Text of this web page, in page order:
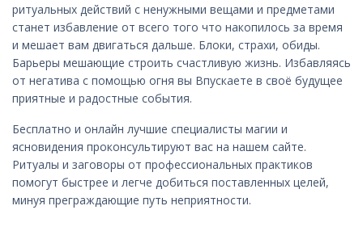
ритуальных действий с ненужными вещами и предметами
станет избавление от всего того что накопилось за время
и мешает вам двигаться дальше. Блоки, страхи, обиды.
Барьеры мешающие строить счастливую жизнь. Избавляясь
от негатива с помощью огня вы Впускаете в своё будущее
приятные и радостные события.
Бесплатно и онлайн лучшие специалисты магии и
ясновидения проконсультируют вас на нашем сайте.
Ритуалы и заговоры от профессиональных практиков
помогут быстрее и легче добиться поставленных целей,
минуя преграждающие путь неприятности.